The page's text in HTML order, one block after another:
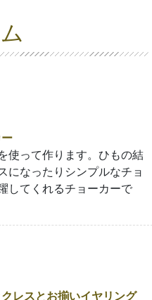
使って作ります。ひもの結
になったりシンプルなチョ
してくれるチョーカーで
レスとお揃いイヤリング